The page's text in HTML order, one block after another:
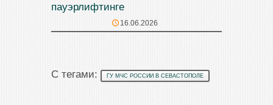
пауэрлифтинге
16.06.2026
С тегами: ГУ МЧС РОССИИ В СЕВАСТОПОЛЕ